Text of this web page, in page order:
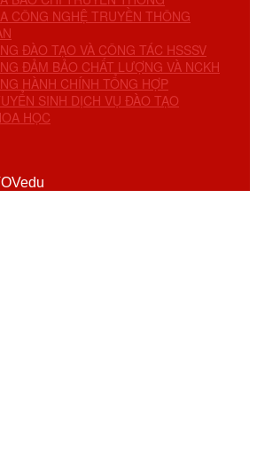
CÔNG NGHỆ TRUYỀN THÔNG
ĐÀO TẠO VÀ CÔNG TÁC HSSSV
ĐẢM BẢO CHẤT LƯỢNG VÀ NCKH
HÀNH CHÍNH TỔNG HỢP
SINH DỊCH VỤ ĐÀO TẠO
HỌC